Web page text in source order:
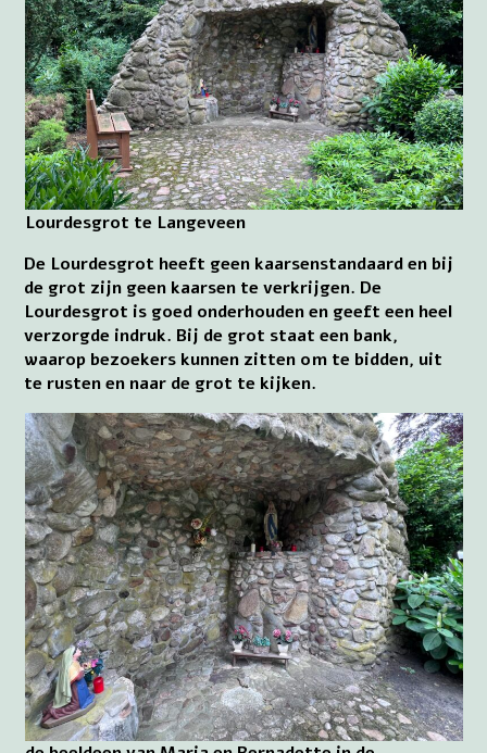
Lourdesgrot te Langeveen
De Lourdesgrot heeft geen kaarsenstandaard en bij
de grot zijn geen kaarsen te verkrijgen. De
Lourdesgrot is goed onderhouden en geeft een heel
verzorgde indruk. Bij de grot staat een bank,
waarop bezoekers kunnen zitten om te bidden, uit
te rusten en naar de grot te kijken.